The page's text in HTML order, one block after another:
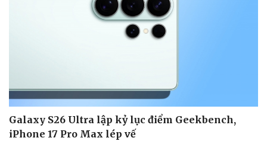
Galaxy S26 Ultra lập kỷ lục điểm Geekbench,
iPhone 17 Pro Max lép vế